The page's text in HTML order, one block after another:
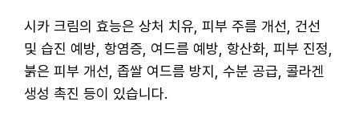
시카 크림의 효능은 상처 치유, 피부 주름 개선, 건선
및 습진 예방, 항염증, 여드름 예방, 항산화, 피부 진정,
붉은 피부 개선, 좁쌀 여드름 방지, 수분 공급, 콜라겐
생성 촉진 등이 있습니다.